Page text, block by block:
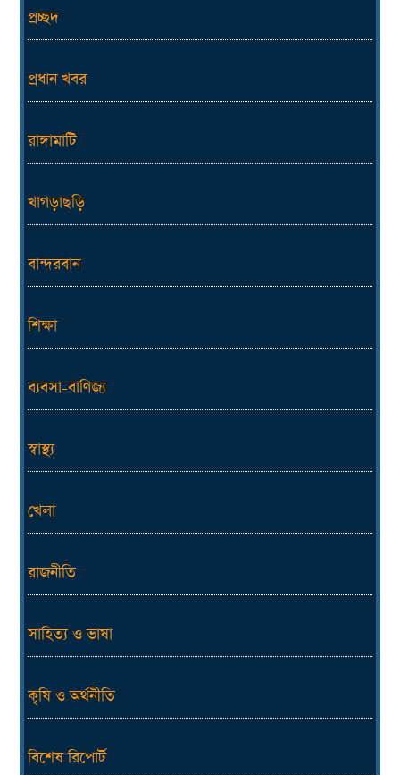
প্রচ্ছদ
প্রধান খবর
রাঙ্গামাটি
খাগড়াছড়ি
বান্দরবান
শিক্ষা
ব্যবসা-বাণিজ্য
স্বাস্থ্য
খেলা
রাজনীতি
সাহিত্য ও ভাষা
কৃষি ও অর্থনীতি
বিশেষ রিপোর্ট